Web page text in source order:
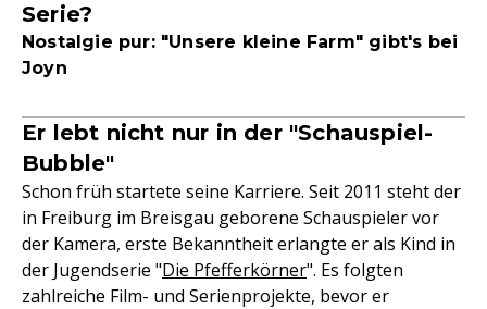
Serie?
Nostalgie pur: "Unsere kleine Farm" gibt's bei
Joyn
Er lebt nicht nur in der "Schauspiel-
Bubble"
Schon früh startete seine Karriere. Seit 2011 steht der
in Freiburg im Breisgau geborene Schauspieler vor
der Kamera, erste Bekanntheit erlangte er als Kind in
der Jugendserie "Die Pfefferkörner". Es folgten
zahlreiche Film- und Serienprojekte, bevor er